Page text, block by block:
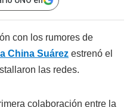
con los rumores de
la China Suárez estrenó el
las redes.
colaboración entre la